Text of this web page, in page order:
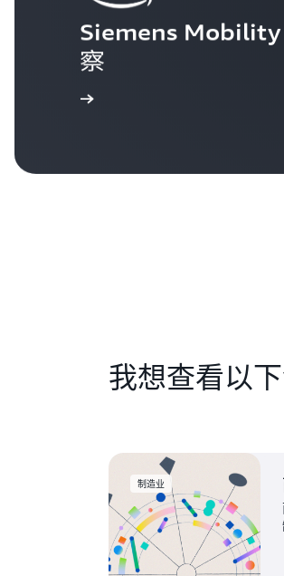
Siemens Mobility
察
我想查看以
制造业